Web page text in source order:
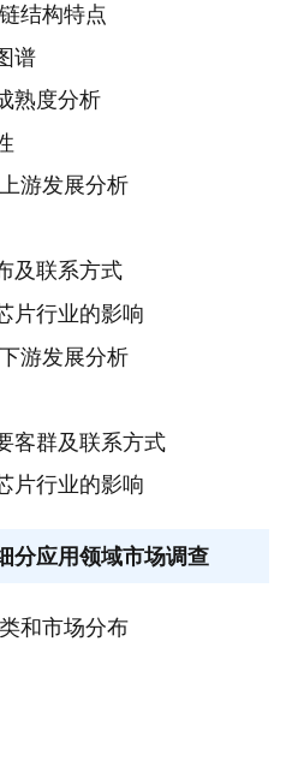
结构特点
谱
熟度分析
游发展分析
及联系方式
片行业的影响
游发展分析
客群及联系方式
片行业的影响
分应用领域市场调查
和市场分布